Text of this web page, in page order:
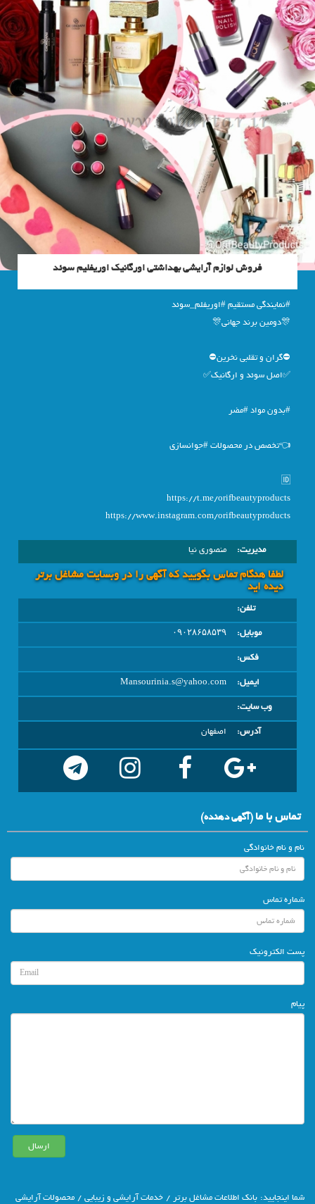
فروش لوازم آرایشی بهداشتی اورگانیک اوریفلیم سوئد
#نمایندگی مستقیم #اوریفلم_سوئد
🎊دومین برند جهانی🎊
⛔️گران و تقلبی نخرین⛔️
✅اصل سوئد و ارگانیک✅
#بدون مواد #مضر
👈تخصص در محصولات #جوانسازی
🆔
https://t.me/orifbeautyproducts
https://www.instagram.com/orifbeautyproducts
مدیریت: منصوری نیا
لطفا هنگام تماس بگویید که آگهی را در وبسايت مشاغل برتر
دیده اید
تلفن:
موبایل:
۰۹۰۲۸۶۵۸۵۳۹
فکس:
ایمیل:
Mansourinia.s@yahoo.com
وب سایت:
آدرس:
اصفهان
تماس با ما(آگهي دهنده)
نام و نام خانوادگی
شماره تماس
پست الکترونیک
پیام
شما اينجاييد: بانك اطلاعات مشاغل برتر / خدمات آرایشی و زیبایی / محصولات آرایشی